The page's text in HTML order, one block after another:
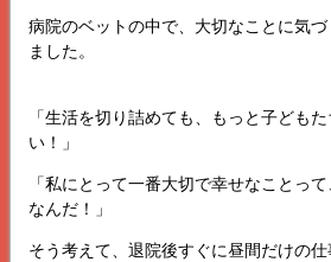
病院のベットの中で、大切なことに気
ました。
「生活を切り詰めても、もっと子ども
い！」
「私にとって一番大切で幸せなことっ
なんだ！」
そう考えて、退院後すぐに昼間だけの